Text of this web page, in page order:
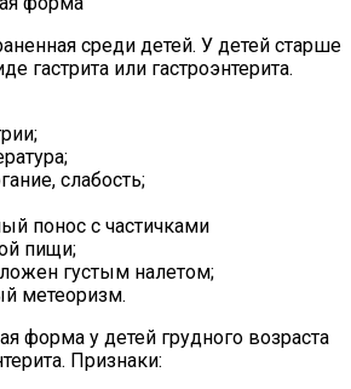
среди детей. У детей старше
гастрита или гастроэнтерита.
слабость;
понос с частичками
пищи;
густым налетом;
метеоризм.
форма у детей грудного возраста
Признаки: